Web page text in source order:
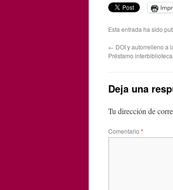
Esta entrada ha sido
← DOI y autorrelleno a
Préstamo
Deja una
Tu dirección de
Comentario *